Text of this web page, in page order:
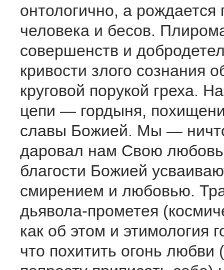
онтологично, а рождается
человека и бесов.
совершенств и
кривости злого сознания
круговой порукой греха.
цепи — гордыня,
славы Божией. Мы —
даровал нам Свою
благости Божией
смирением и любовью.
дьявола-прометея
как об этом и этимология
что похитить огонь любви